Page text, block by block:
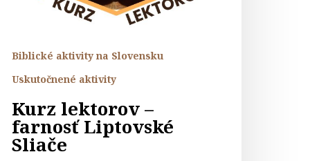
Biblické aktivity na Slovensku
Uskutočnené aktivity
Kurz lektorov –
farnosť Liptovské
Sliače